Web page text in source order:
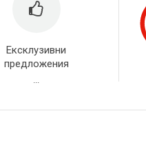
Ексклузивни
предложения